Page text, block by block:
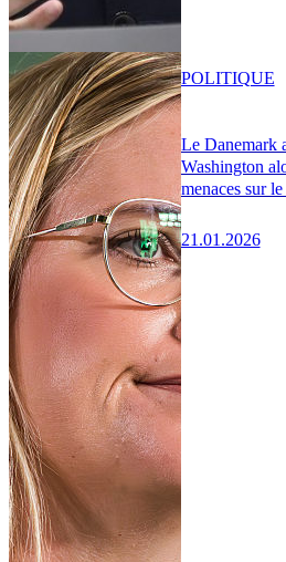
Le Danemark
Washington
menaces sur
21.01.2026
POLITIQUE